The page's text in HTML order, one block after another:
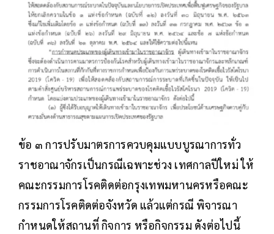
ข้อ ๓ การปรับมาตรการควบคุมแบบบูรณาการทั่ว
ราชอาณาจักรเป็นกรณีเฉพาะช่วง เทศกาลปีใหม่ ให้
คณะกรรมการโรคติดต่อกรุงเทพมหานครหรือคณะ
กรรมการโรคติดต่อจังหวัด แล้วแต่กรณี พิจารณา
กำหนดให้สถานที่ กิจการ หรือกิจกรรม ดังต่อไปนี้